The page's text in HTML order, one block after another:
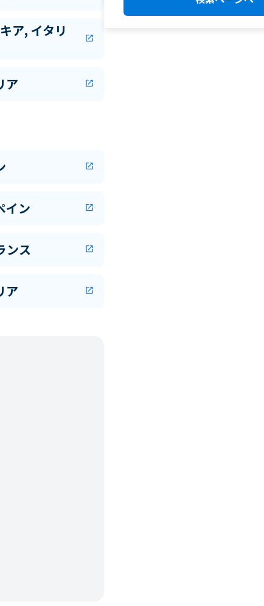
ア, イタリ
open_in_new
ア open_in_new
open_in_new
イン open_in_new
ンス open_in_new
ア open_in_new